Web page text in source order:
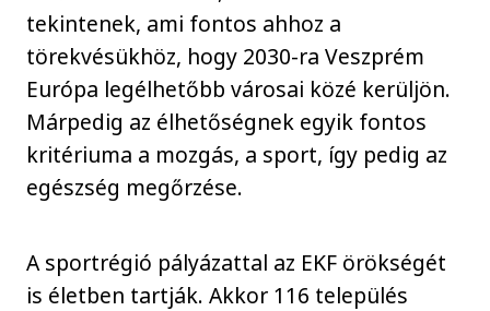
tekintenek, ami fontos ahhoz a
törekvésükhöz, hogy 2030-ra Veszprém
Európa legélhetőbb városai közé kerüljön.
Márpedig az élhetőségnek egyik fontos
kritériuma a mozgás, a sport, így pedig az
egészség megőrzése.
A sportrégió pályázattal az EKF örökségét
is életben tartják. Akkor 116 település